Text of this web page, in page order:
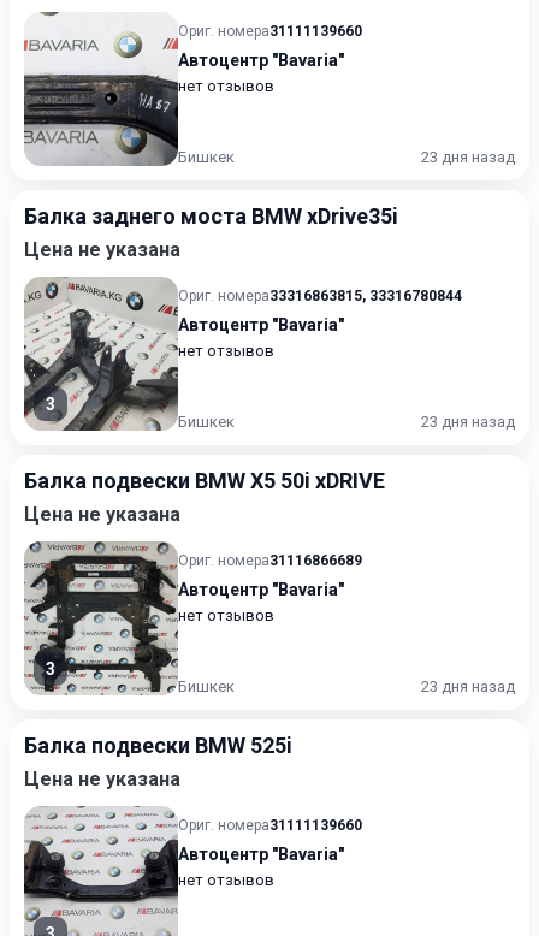
Ориг. номера31111139660
Автоцентр "Bavaria"
нет отзывов
Бишкек 23 дня назад
Балка заднего моста BMW xDrive35i
Цена не указана
3
Ориг. номера33316863815, 33316780844
Автоцентр "Bavaria"
нет отзывов
Бишкек 23 дня назад
Балка подвески BMW X5 50i xDRIVE
Цена не указана
3
Ориг. номера31116866689
Автоцентр "Bavaria"
нет отзывов
Бишкек 23 дня назад
Балка подвески BMW 525i
Цена не указана
Ориг. номера31111139660
Автоцентр "Bavaria"
нет отзывов